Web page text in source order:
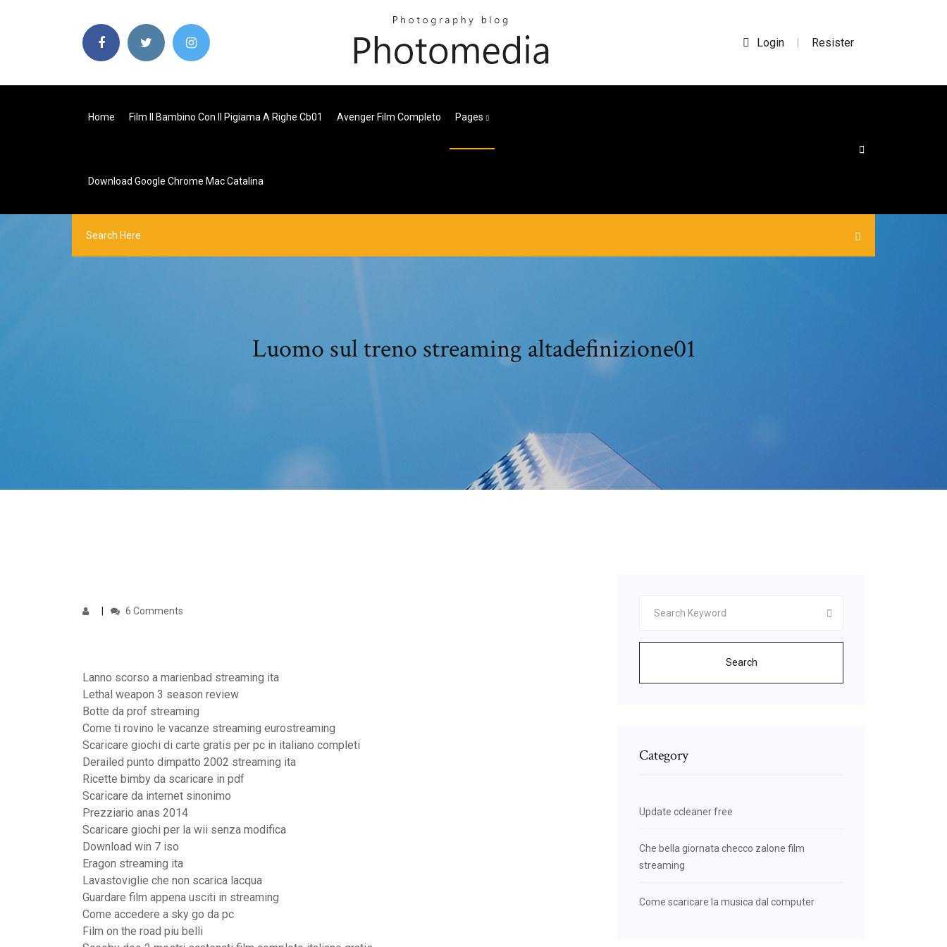
Login | Resister
Home Film Il Bambino Con Il Pigiama A Righe Cb01 Avenger Film Completo Pages
Download Google Chrome Mac Catalina
Luomo sul treno streaming altadefinizione01
6 Comments
Lanno scorso a marienbad streaming ita
Lethal weapon 3 season review
Botte da prof streaming
Come ti rovino le vacanze streaming eurostreaming
Scaricare giochi di carte gratis per pc in italiano completi
Derailed punto dimpatto 2002 streaming ita
Ricette bimby da scaricare in pdf
Scaricare da internet sinonimo
Prezziario anas 2014
Scaricare giochi per la wii senza modifica
Download win 7 iso
Eragon streaming ita
Lavastoviglie che non scarica lacqua
Guardare film appena usciti in streaming
Come accedere a sky go da pc
Film on the road piu belli
Search
Category
Update ccleaner free
Che bella giornata checco zalone film
streaming
Come scaricare la musica dal computer